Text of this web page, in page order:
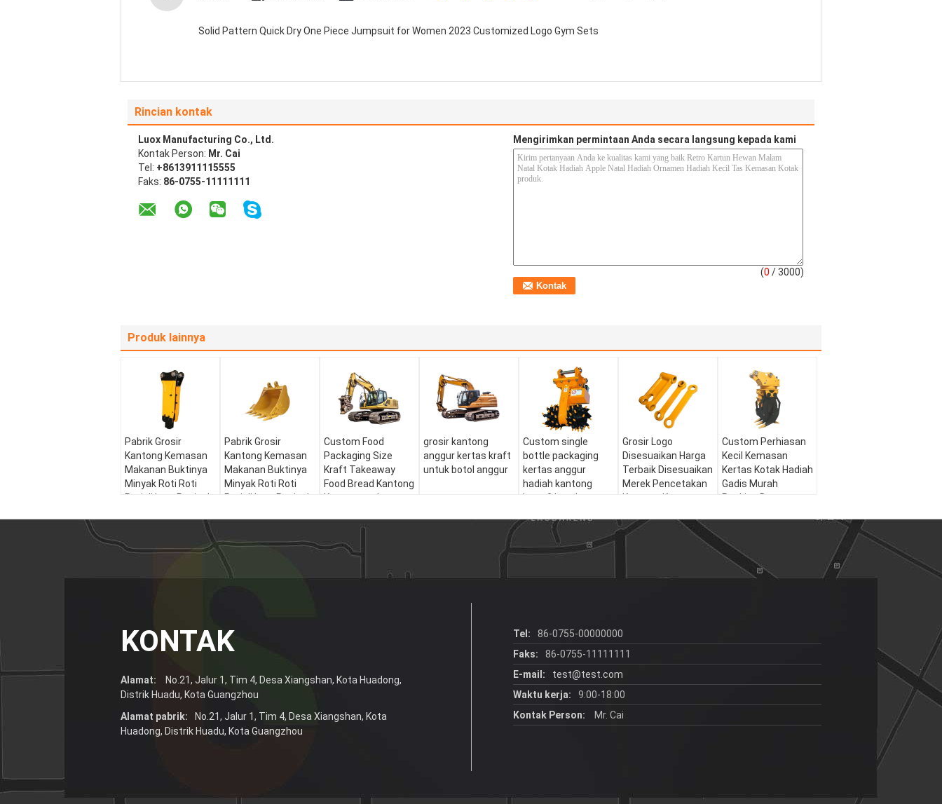
Solid Pattern Quick Dry One Piece Jumpsuit for Women 2023 Customized Logo Gym Sets
Rincian kontak
Luox Manufacturing Co., Ltd.
Kontak Person: Mr. Cai
Tel: +8613911115555
Faks: 86-0755-11111111
Mengirimkan permintaan Anda secara langsung kepada kami
(0 / 3000)
Produk lainnya
Pabrik Grosir
Kantong Kemasan
Makanan Buktinya
Minyak Roti Roti
Roti di Luar Penjual
Pabrik Grosir
Kantong Kemasan
Makanan Buktinya
Minyak Roti Roti
Roti di Luar Penjual
Kraft
Custom Food
Packaging Size
Kraft Takeaway
Food Bread Kantong
Kertas untuk
grosir kantong
anggur kertas kraft
untuk botol anggur
Custom single
bottle packaging
kertas anggur
hadiah kantong
kaca 2 botol anggur
bags
Grosir Logo
Disesuaikan Harga
Terbaik Disesuaikan
Merek Pencetakan
Kantong Kertas
Hitam
Custom Perhiasan
Kecil Kemasan
Kertas Kotak Hadiah
Gadis Murah
Packing Box
KONTAK
Alamat:
No.21, Jalur 1, Tim 4, Desa Xiangshan, Kota Huadong,
Distrik Huadu, Kota Guangzhou
Alamat pabrik:
No.21, Jalur 1, Tim 4, Desa Xiangshan, Kota
Huadong, Distrik Huadu, Kota Guangzhou
Tel:
86-0755-00000000
Faks:
86-0755-11111111
E-mail:
test@test.com
Waktu kerja:
9:00-18:00
Kontak Person:
Mr. Cai